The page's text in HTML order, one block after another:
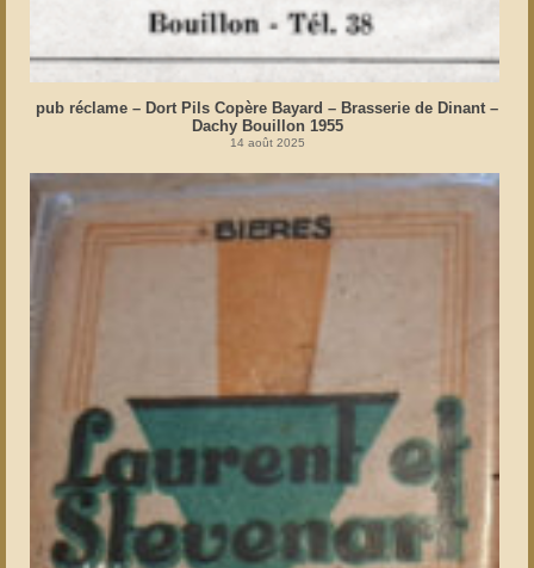
pub réclame – Dort Pils Copère Bayard – Brasserie de Dinant –
Dachy Bouillon 1955
14 août 2025